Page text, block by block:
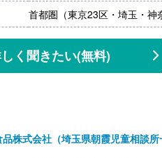
※モデル年収
・管理栄養士・栄養士で未経
・調理師病院調理経験3年程度
年収3,500,000円-4,000,000
ご面接を通して雇用形態を
首都圏（東京23区・埼玉・神
く聞きたい(無料)
株式会社（埼玉県朝霞児童相談